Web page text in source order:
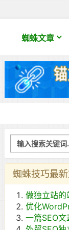
蜘蛛文章
蜘蛛技巧最
做独立站的
优化
一篇SEO